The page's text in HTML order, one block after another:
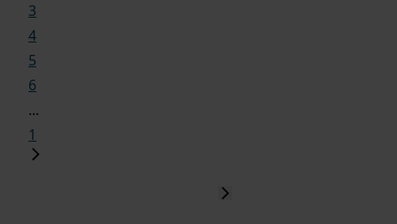
3
4
5
6
...
1